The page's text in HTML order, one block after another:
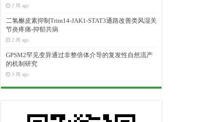
2 周 ago
二氢槲皮素抑制Trim14-JAK1-STAT3通路改善类风湿关
节炎疼痛-抑郁共病
2 周 ago
GPSM2罕见变异通过非整倍体介导的复发性自然流产
的机制研究
3 周 ago